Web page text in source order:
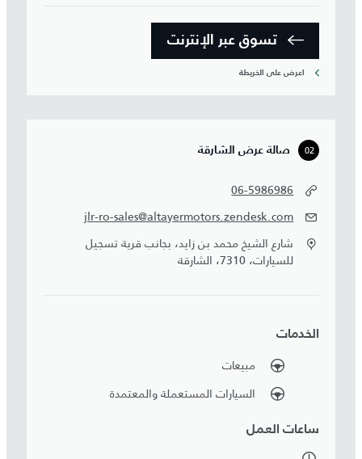
تسوق عبر الإنترنت
اعرض على الخريطة
02 صالة عرض الشارقة
06-5986986
jlr-ro-sales@altayermotors.zendesk.com
شارع الشيخ محمد بن زايد، بجانب قرية تسجيل
للسيارات، 7310، الشارقة
الخدمات
مبيعات
السيارات المستعملة والمعتمدة
ساعات العمل